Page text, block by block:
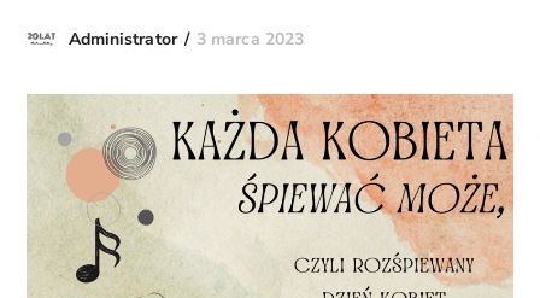
Administrator 3 marca 2023